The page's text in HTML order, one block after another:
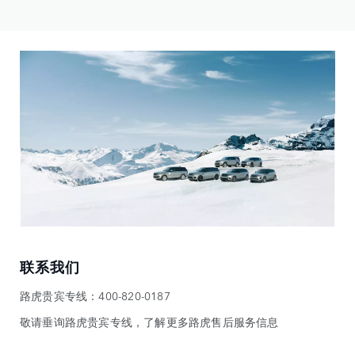
联系我们
路虎贵宾专线：400-820-0187
敬请垂询路虎贵宾专线，了解更多路虎售后服务信息